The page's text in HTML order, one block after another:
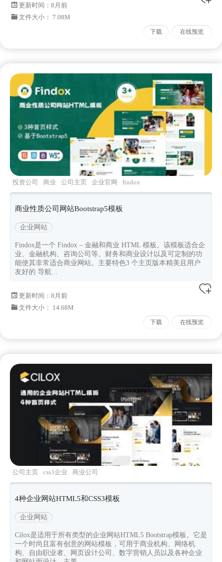
更新时间： 8月前
文件大小： 7.08M
下载 在线预览
投资公司 商业 公司主页 企业官网 findox
商业性质公司网站Bootstrap5模板
企业网站
Findox是一个 Findox – 金融和商业 HTML 模板。该模板适合企
业、金融机构、咨询公司等。财务和商业设计以及可定制的功
能使其非常适合商业网站。主要特色3 个主页版本精美且用户
友好的 导航...
更新时间： 8月前
文件大小： 14.68M
下载 在线预览
公司主页 css3企业
商业公司
cilox
Bootstrapv530
4种企业网站HTML5和CSS3模板
企业网站
Cilox是适用于所有类型的企业网站HTML5 Bootstrap模板。它是
一个时尚且富有创意的网站模板，可用于商业机构、网络机
构、自由职业者、网页设计公司、数字营销人员以及各种企业